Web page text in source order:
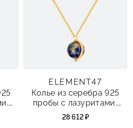
ELEMENT47
Колье из серебра 925
пробы с лазуритами,
перламутром, агатом и
28 612 ₽